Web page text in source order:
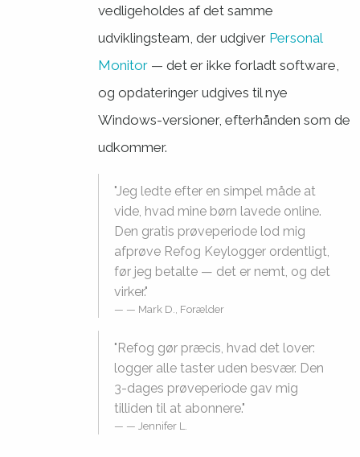
vedligeholdes af det samme
udviklingsteam, der udgiver Personal
Monitor — det er ikke forladt software,
og opdateringer udgives til nye
Windows-versioner, efterhånden som de
udkommer.
"Jeg ledte efter en simpel måde at
vide, hvad mine børn lavede online.
Den gratis prøveperiode lod mig
afprøve Refog Keylogger ordentligt,
før jeg betalte — det er nemt, og det
virker."
— Mark D., Forælder
"Refog gør præcis, hvad det lover:
logger alle taster uden besvær. Den
3-dages prøveperiode gav mig
tilliden til at abonnere."
— Jennifer L.